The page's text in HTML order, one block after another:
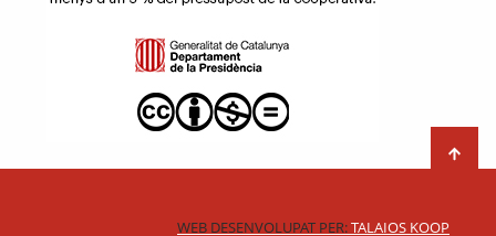
WEB DESENVOLUPAT PER:TALAIOS KOOP